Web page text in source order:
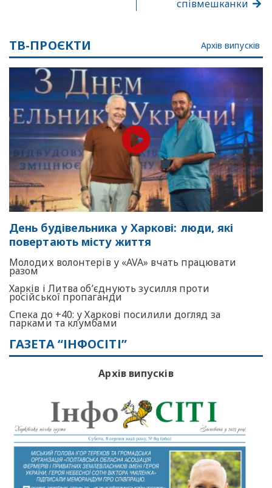
співмешканки
ТВ-ПРОЄКТИ Архів випусків
День будівельника у Харкові: люди, які
повертають місту життя
Молодих волонтерів у «AVA» вчать працювати
разом
Харків і Литва об’єднують зусилля проти
російської пропаганди
Спека до +40: у Харкові посилили догляд за
парками та клумбами
ГАЗЕТА “ІНФОСІТІ”
Архів випусків